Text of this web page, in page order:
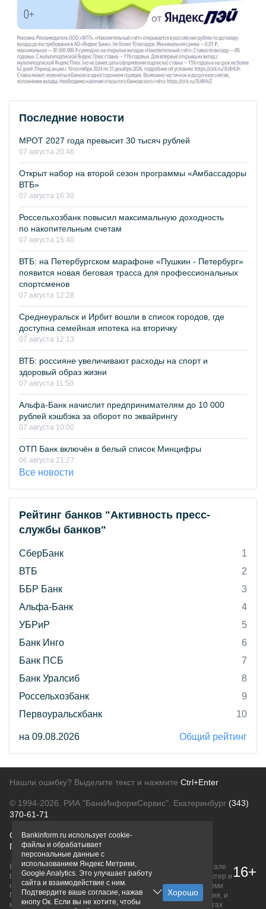
Последние новости
МРОТ 2027 года превысит 30 тысяч рублей
07 августа 20:46
Открыт набор на второй сезон программы «Амбассадоры
ВТБ»
07 августа 16:30
Россельхозбанк повысил максимальную доходность
по накопительным счетам
07 августа 15:40
ВТБ: на Петербургском марафоне «Пушкин - Петербург»
появится новая беговая трасса для профессиональных
спортсменов
07 августа 12:28
Среднеуральск и Ирбит вошли в список городов, где
доступна семейная ипотека на вторичку
07 августа 12:13
ВТБ: россияне увеличивают расходы на спорт и
здоровый образ жизни
07 августа 11:50
Альфа-Банк начислит предпринимателям до 10 000
рублей кэшбэка за оборот по эквайрингу
07 августа 10:00
ОТП Банк включён в белый список Минцифры
06 августа 21:27
Все новости
Рейтинг банков "Активность пресс-
службы банков"
СберБанк
1
ВТБ
2
ББР Банк
3
Альфа-Банк
4
УБРиР
5
Банк Инго
6
Банк ПСБ
7
Банк Уралсиб
8
Россельхозбанк
9
Первоуральскбанк
10
на 09.08.2026 Общий рейтинг
Нашли ошибку? Выделите текст и нажмите Ctrl+Enter
© 1994-2026. РИА "БанкИнформСервис". Екатеринбург (343)
370-61-71
О проектеПолитика конфиденциальности
Правовая информацияДля рекламодателей
Вся информация о продуктах банков, размещенная на портале
bankinform.ru, носит исключительно ознакомительный характер и
не является публичной офертой, определяемой положениями
ГК РФ. Информация не содержит точного и полного описания, и
может быть изменена. Конечные условия уточняйте на сайтах
16+
Bankinform.ru использует cookie-
файлы и обрабатывает
персональные данные с
использованием Яндекс Метрики,
Google Analytics. Это улучшает работу
сайта и взаимодействие с ним.
Подтвердите ваше согласие, нажав
кнопу Ок. Если вы не хотите, чтобы